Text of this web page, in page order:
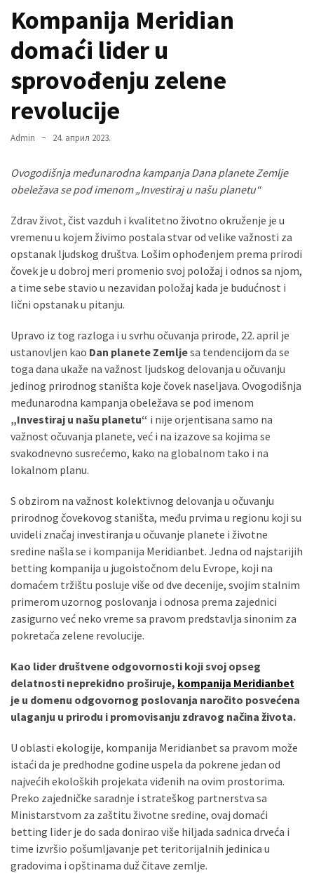
MOST
USED
CATEGORIES
Вести
(872)
(810)
Пландиште
(139)
Uncategorized
Панчево
(479)
Чланци
(306)
Ковачица
(143)
Blogs
(143)
Бела
Црква
(140)
Kompanija Meridian
domaći lider u
sprovođenju zelene
revolucije
Admin 24. април 2023.
Ovogodišnja međunarodna kampanja Dana planete Zemlje
obeležava se pod imenom „Investiraj u našu planetu“
Zdrav život, čist vazduh i kvalitetno životno okruženje je u
vremenu u kojem živimo postala stvar od velike važnosti za
opstanak ljudskog društva. Lošim ophođenjem prema prirodi
čovek je u dobroj meri promenio svoj položaj i odnos sa njom,
a time sebe stavio u nezavidan položaj kada je budućnost i
lični opstanak u pitanju.
Upravo iz tog razloga i u svrhu očuvanja prirode, 22. april je
ustanovljen kao Dan planete Zemljesa tendencijom da se
toga dana ukaže na važnost ljudskog delovanja u očuvanju
jedinog prirodnog staništa koje čovek naseljava. Ovogodišnja
međunarodna kampanja obeležava se pod imenom
„Investiraj u našu planetu“ i nije orjentisana samo na
važnost očuvanja planete, već i na izazove sa kojima se
svakodnevno susrećemo, kako na globalnom tako i na
lokalnom planu.
S obzirom na važnost kolektivnog delovanja u očuvanju
prirodnog čovekovog staništa, među prvima u regionu koji su
uvideli značaj investiranja u očuvanje planete i životne
sredine našla se i kompanija Meridianbet. Jedna od najstarijih
betting kompanija u jugoistočnom delu Evrope, koji na
domaćem tržištu posluje više od dve decenije, svojim stalnim
primerom uzornog poslovanja i odnosa prema zajednici
zasigurno već neko vreme sa pravom predstavlja sinonim za
pokretača zelene revolucije.
Kao lider društvene odgovornosti koji svoj opseg
delatnosti neprekidno proširuje, kompanija Meridianbet
je u domenu odgovornog poslovanja naročito posvećena
ulaganju u prirodu i promovisanju zdravog načina života.
U oblasti ekologije, kompanija Meridianbet sa pravom može
istaći da je predhodne godine uspela da pokrene jedan od
najvećih ekoloških projekata viđenih na ovim prostorima.
Preko zajedničke saradnje i strateškog partnerstva sa
Ministarstvom za zaštitu životne sredine, ovaj domaći
betting lider je do sada donirao više hiljada sadnica drveća i
time izvršio pošumljavanje pet teritorijalnih jedinica u
gradovima i opštinama duž čitave zemlje.